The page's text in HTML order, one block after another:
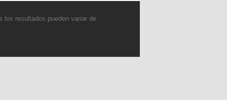
los resultados pueden variar de